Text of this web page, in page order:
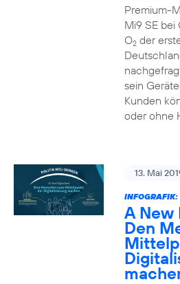
Premium-
Mi9 SE bei
O2der
sein
Kunden
oder ohne
13. Mai
INFOGRAFIK:
A New
Den